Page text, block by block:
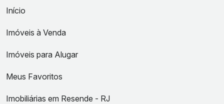
Início
Imóveis à Venda
Imóveis para Alugar
Meus Favoritos
Imobiliárias em Resende - RJ